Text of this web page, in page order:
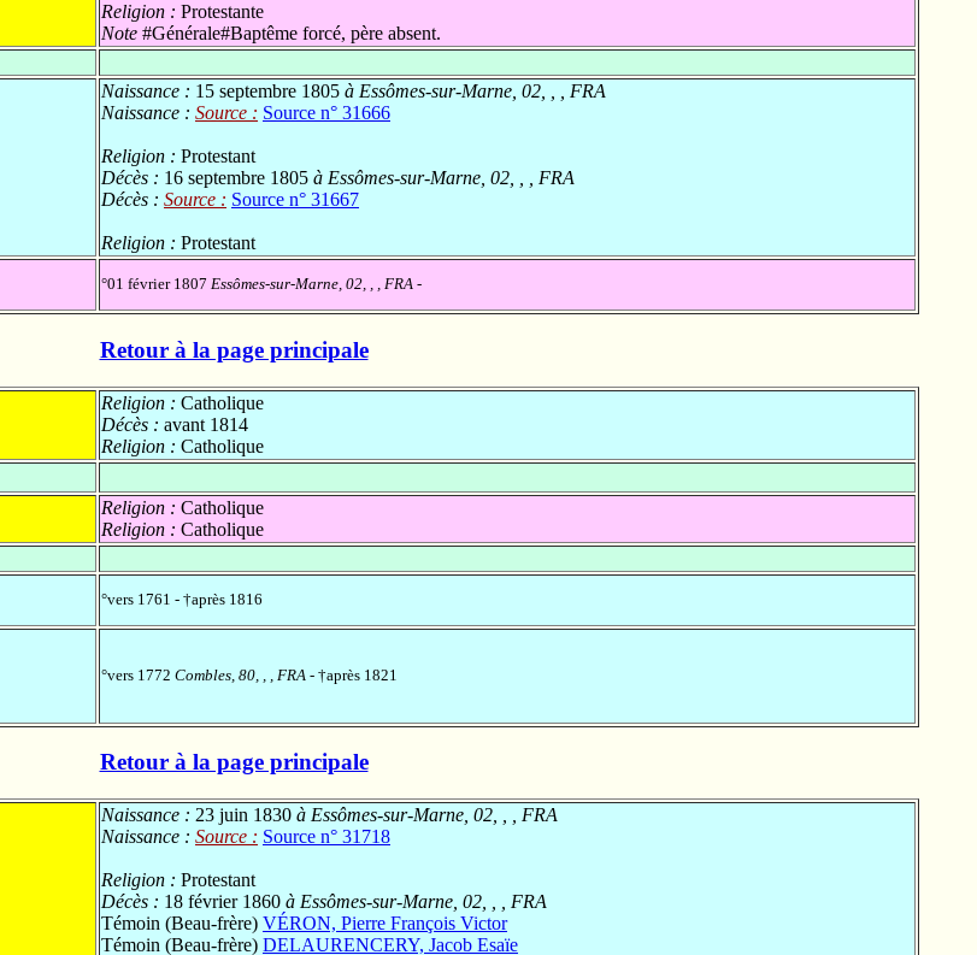
Religion : Protestante
Note #Générale#Baptême forcé, père absent.
Naissance : 15 septembre 1805 à Essômes-sur-Marne, 02, , , FRA
Naissance : Source : Source n° 31666
Religion : Protestant
Décès : 16 septembre 1805 à Essômes-sur-Marne, 02, , , FRA
Décès : Source : Source n° 31667
Religion : Protestant
°01 février 1807 Essômes-sur-Marne, 02, , , FRA -
Retour à la page principale
Religion : Catholique
Décès : avant 1814
Religion : Catholique
Religion : Catholique
Religion : Catholique
°vers 1761 - †après 1816
°vers 1772 Combles, 80, , , FRA - †après 1821
Retour à la page principale
Naissance : 23 juin 1830 à Essômes-sur-Marne, 02, , , FRA
Naissance : Source : Source n° 31718
Religion : Protestant
Décès : 18 février 1860 à Essômes-sur-Marne, 02, , , FRA
Témoin (Beau-frère) VÉRON, Pierre François Victor
Témoin (Beau-frère) DELAURENCERY, Jacob Esaïe